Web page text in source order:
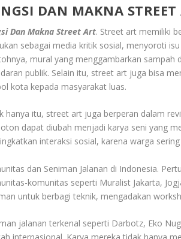
DAN MAKNA STREET
Dan Makna Street Art. Street art memiliki
sebagai media kritik sosial, menyoroti
mural yang menggambarkan
publik. Selain itu, street art juga bisa
kota kepada masyarakat luas.
hanya itu, street art juga berperan dalam
dapat diubah menjadi karya seni yang
interaksi sosial, karena warga
dan Seniman Jalanan di Indonesia.
komunitas seperti Muralist Jakarta,
untuk berbagi teknik, mengadakan
jalanan terkenal seperti Darbotz, Eko